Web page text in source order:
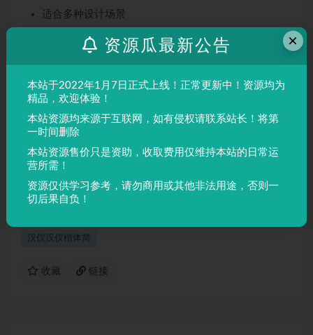
适合多种设计场景
屏幕显示与印刷均表现良好
适用场景
品牌设计、海报制作、广告排版、文创产品、包装设计等
需要独特视觉效果的场景。
声明：
本站所有文章，如无特殊说明或标注，均为本站原创发
布。任何个人或组织，在未征得本站同意时，禁止复制、盗用、
采集、发布本站内容到任何网站、书籍等各类媒体平台。如若本
站内容侵犯了原著者的合法权益，可联系我们进行处理。
汉仪汉仪楷体简
收藏 链接
×
资源瓜最新公告
本站于2022年1月7日正式上线！正常更新中！资源均为
精品，欢迎体验！
本站资源均来源于互联网，如有侵权请联系站长！将第
一时间删除
本站资源售价只是资助，收取费用仅维持本站的日常运
营所需！
资源仅供学习参考，请勿商用或其他非法用途，否则一
切后果自负！